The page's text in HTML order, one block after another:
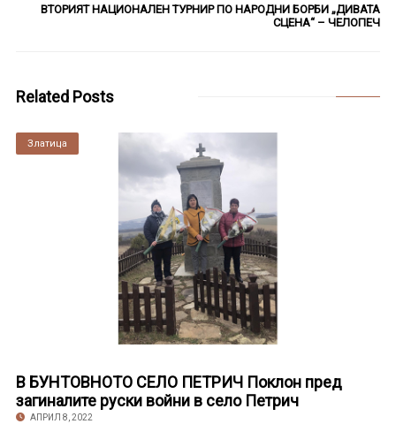
ВТОРИЯТ НАЦИОНАЛЕН ТУРНИР ПО НАРОДНИ БОРБИ „ДИВАТА
СЦЕНА“ – ЧЕЛОПЕЧ
Related Posts
Златица
В БУНТОВНОТО СЕЛО ПЕТРИЧ Поклон пред
загиналите руски войни в село Петрич
АПРИЛ 8, 2022